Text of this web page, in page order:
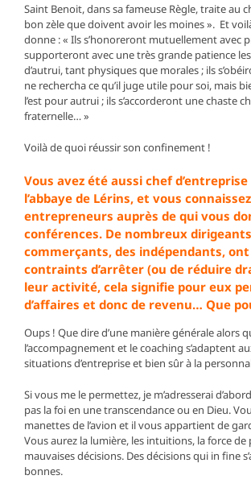
Saint Benoit, dans sa fameuse Règle, traite au
bon zèle que doivent avoir les moines ». Et
donne : « Ils s’honoreront mutuellement avec
supporteront avec une très grande patience
d’autrui, tant physiques que morales ; ils
ne rechercha ce qu’il juge utile pour soi, mais
l’est pour autrui ; ils s’accorderont une chaste
fraternelle… »
Voilà de quoi réussir son confinement !
Vous avez été aussi chef
l’abbaye de Lérins, et vous
entrepreneurs auprès de qui vous
conférences. De nombreux dirigeants
commerçants, des indépendants,
contraints d’arrêter (ou de réduire
leur activité, cela signifie pour eux
d’affaires et donc de revenu… Que
Oups ! Que dire d’une manière générale alors
l’accompagnement et le coaching s’adaptent
situations d’entreprise et bien sûr à la
Si vous me le permettez, je m’adresserai
pas la foi en une transcendance ou en Dieu.
manettes de l’avion et il vous appartient de
Vous aurez la lumière, les intuitions, la force
mauvaises décisions. Des décisions qui in fine
bonnes.